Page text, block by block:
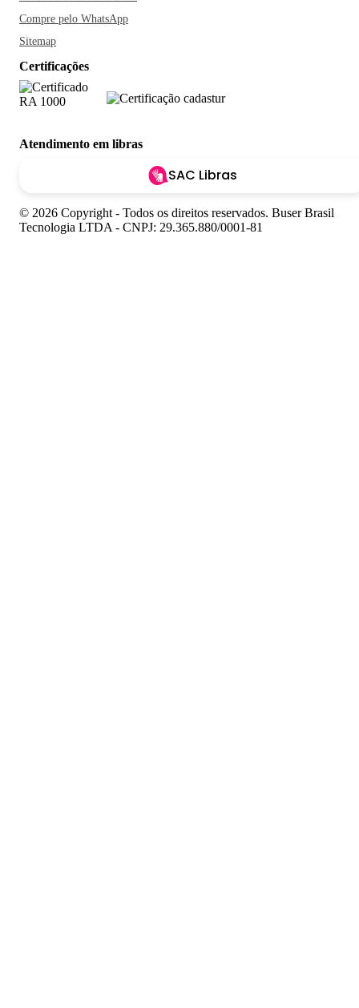
Compre pelo WhatsApp
Sitemap
Certificações
Atendimento em libras
SAC Libras
© 2026 Copyright - Todos os direitos reservados. Buser Brasil
Tecnologia LTDA - CNPJ: 29.365.880/0001-81